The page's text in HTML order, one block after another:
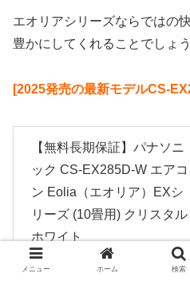
エオリアシリーズならではの
豊かにしてくれることでしょう
[2025発売の最新モデルCS-
【無料長期保証】パナソニ
ック CS-EX285D-W エアコ
ン Eolia（エオリア）EXシ
リーズ (10畳用) クリスタル
ホワイト
Amazon 楽天市場
メニュー ホーム 検索